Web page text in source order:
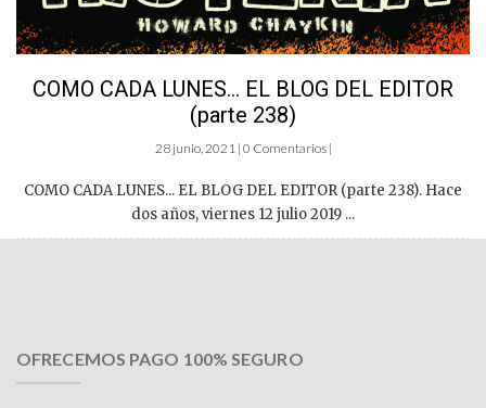
COMO CADA LUNES… EL BLOG DEL EDITOR
(parte 238)
28 junio, 2021 | 0 Comentarios |
COMO CADA LUNES... EL BLOG DEL EDITOR (parte 238). Hace
dos años, viernes 12 julio 2019 ...
OFRECEMOS PAGO 100% SEGURO